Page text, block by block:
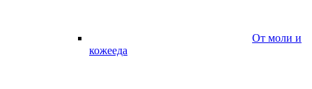
От моли и
кожееда